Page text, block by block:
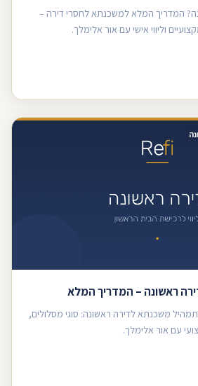
המדריך המלא למשכנתא לחסרי דירה –
וליווי אישי עם אור אלימלך.
ראשונה – המדריך המלא
משכנתא לדירה ראשונה: סוגי מסלולים,
עם אור אלימלך.